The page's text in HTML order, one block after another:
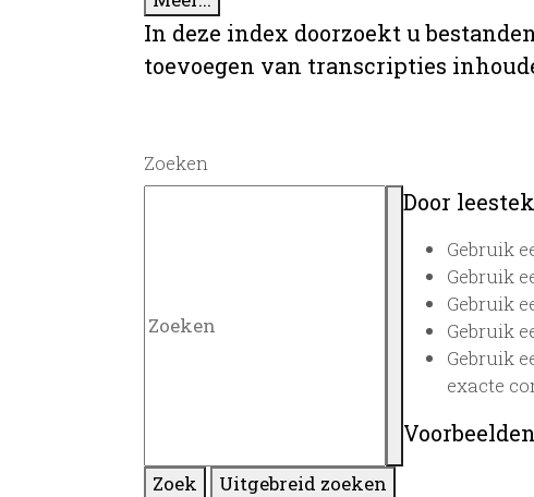
In deze index doorzoekt u
toevoegen van transcripties
Zoeken
Door
Gebruik
Gebruik
Gebruik
Gebruik
Gebruik
exacte
Zoek Uitgebreid zoeken